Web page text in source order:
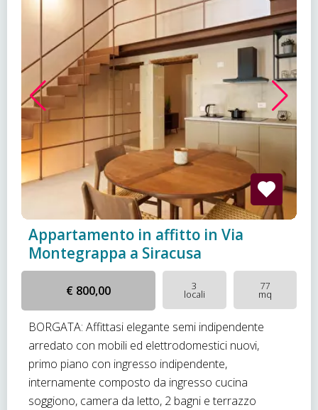
Appartamento in affitto in Via
Montegrappa a Siracusa
€ 800,00 3
locali
77
mq
BORGATA: Affittasi elegante semi indipendente
arredato con mobili ed elettrodomestici nuovi,
primo piano con ingresso indipendente,
internamente composto da ingresso cucina
soggiono, camera da letto, 2 bagni e terrazzo